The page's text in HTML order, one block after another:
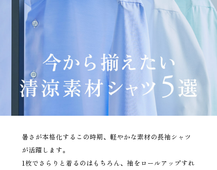
暑さが本格化するこの時期、軽やかな素材の長袖シャツ
が活躍します。
1枚でさらりと着るのはもちろん、袖をロールアップすれ